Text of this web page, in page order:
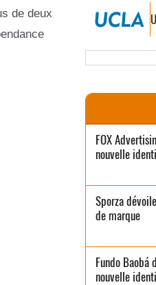
de deux
FOX
nouvelle
Sporza
de marque
Fundo Baobá
nouvelle